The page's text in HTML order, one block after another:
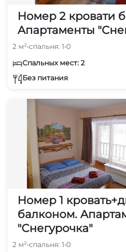
Номер 2 кровати
Апартаменты
2 м²•спальня: 1•0
Спальных мест: 2
Без питания
Номер 1
балконом.
"Снегурочка"
2 м²•спальня: 1•0